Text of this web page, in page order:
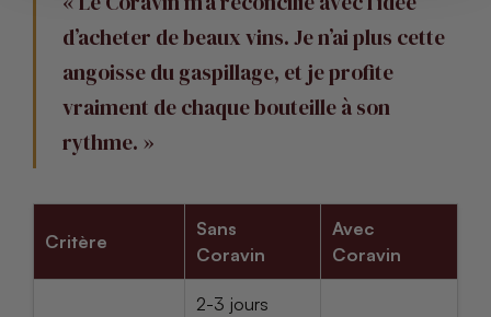
d’acheter de beaux vins. Je n’ai plus cette
angoisse du gaspillage, et je profite
vraiment de chaque bouteille à son
rythme. »
Critère
Sans
Coravin
Avec
Coravin
2-3 jours